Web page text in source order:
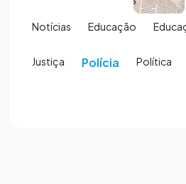
Notícias Educação
Justiça Polícia Política